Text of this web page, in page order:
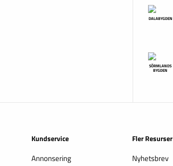
DALABYGDEN
SÖRMLANDS
BYGDEN
Kundservice
Annonsering
Fler Resurser
Nyhetsbrev